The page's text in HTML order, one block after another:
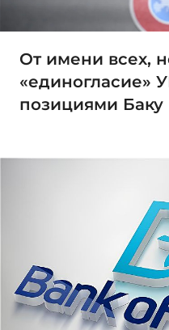
От имени всех,
«единогласие»
позициями Баку